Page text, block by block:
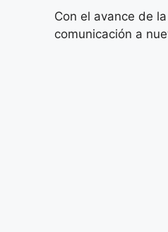
Con el avance de
comunicación a